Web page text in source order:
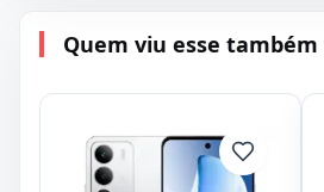
Quem viu esse também